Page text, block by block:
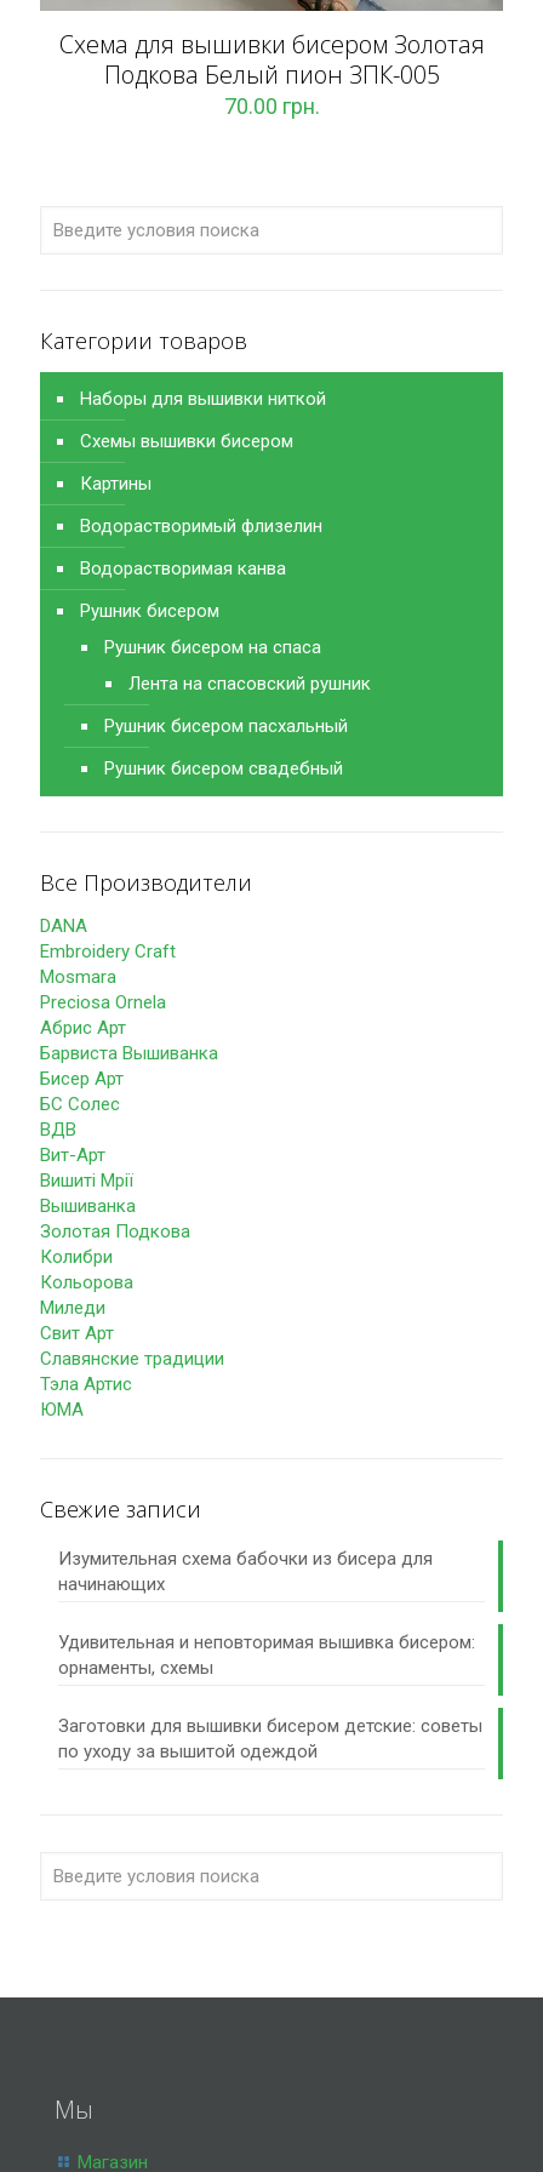
Схема для вышивки бисером Золотая
Подкова Белый пион ЗПК-005
70.00 грн.
Категории товаров
Наборы для вышивки ниткой
Схемы вышивки бисером
Картины
Водорастворимый флизелин
Водорастворимая канва
Рушник бисером
Рушник бисером на спаса
Лента на спасовский рушник
Рушник бисером пасхальный
Рушник бисером свадебный
Все Производители
DANA
Embroidery Craft
Mosmara
Preciosa Ornela
Абрис Арт
Барвиста Вышиванка
Бисер Арт
БС Солес
ВДВ
Вит-Арт
Вишиті Мрії
Вышиванка
Золотая Подкова
Колибри
Кольорова
Миледи
Свит Арт
Славянские традиции
Тэла Артис
ЮМА
Свежие записи
Изумительная схема бабочки из бисера для
начинающих
Удивительная и неповторимая вышивка бисером:
орнаменты, схемы
Заготовки для вышивки бисером детские: советы
по уходу за вышитой одеждой
Мы
Магазин